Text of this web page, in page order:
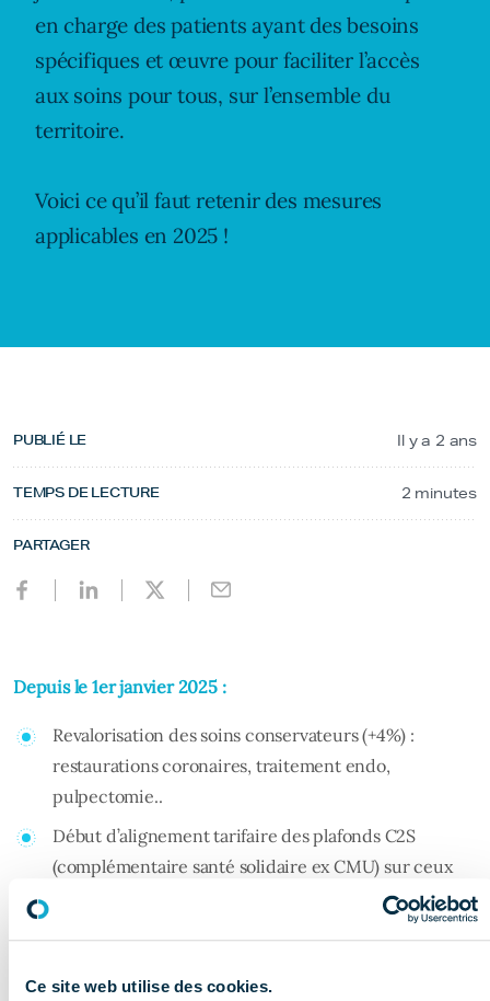
Ce site web utilise des cookies.
en charge des patients ayant des besoins
spécifiques et œuvre pour faciliter l’accès
aux soins pour tous, sur l’ensemble du
territoire.
Voici ce qu’il faut retenir des mesures
applicables en 2025 !
PUBLIÉ LE Il y a 2 ans
TEMPS DE LECTURE 2 minutes
PARTAGER
Depuis le 1er janvier 2025 :
Revalorisation des soins conservateurs (+4%) :
restaurations coronaires, traitement endo,
pulpectomie..
Début d’alignement tarifaire des plafonds C2S
(complémentaire santé solidaire ex CMU) sur ceux
du panier 100% santé sur des actes communs aux
deux : pose de prothèses amovibles, changement /